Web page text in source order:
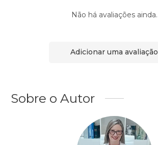
Não há avaliações ainda.
Adicionar uma avaliação
Sobre o Autor